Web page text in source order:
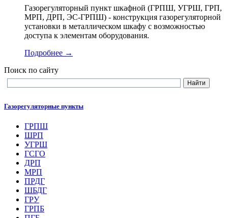
Газорегуляторный пункт шкафной (ГРПШ, УГРШ, ГРП,
МРП, ДРП, ЭС-ГРПШ) - конструкция газорегуляторной
установки в металлическом шкафу с возможностью
доступа к элементам оборудования.
Подробнее →
Поиск по сайту
Газорегуляторные пункты
ГРПШ
ШРП
УГРШ
ГСГО
ДРП
МРП
ПРДГ
ШБДГ
ГРУ
ГРПБ